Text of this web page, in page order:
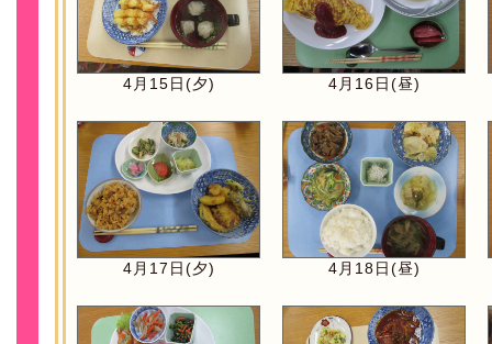
4月15日(夕) 4月16日(昼)
4月17日(夕) 4月18日(昼)